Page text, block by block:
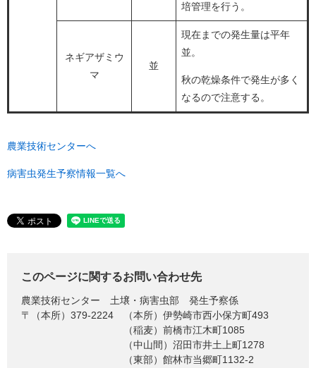
培管理を行う。
ネギアザミウ
マ
並
現在までの発生量は平年
並。
秋の乾燥条件で発生が多く
なるので注意する。
農業技術センターへ
病害虫発生予察情報一覧へ
このページに関するお問い合わせ先
農業技術センター
土壌・病害虫部 発生予察係
〒（本所）379-2224
（本所）伊勢崎市西小保方町493
（稲麦）前橋市江木町1085
（中山間）沼田市井土上町1278
（東部）館林市当郷町1132-2